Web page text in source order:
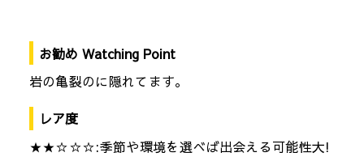
お勧め Watching Point
岩の亀裂のに隠れてます。
レア度
★★☆☆☆:季節や環境を選べば出会える可能性大!